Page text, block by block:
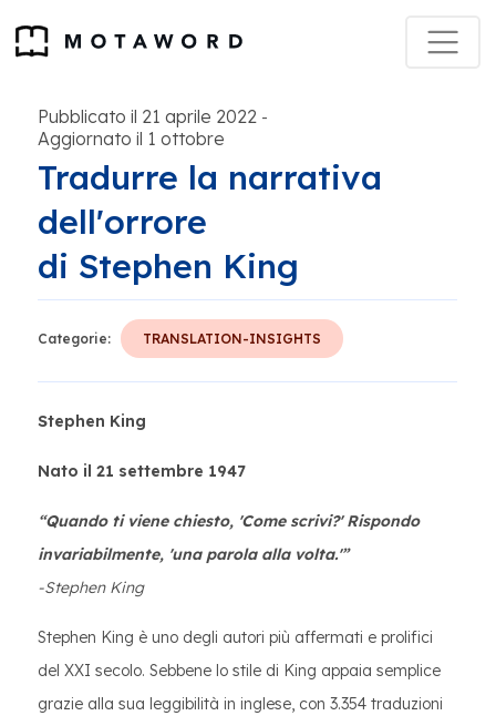
Pubblicato il 21 aprile 2022 -
Aggiornato il 1 ottobre
Tradurre la narrativa
dell'orrore
di Stephen King
Categorie: TRANSLATION-INSIGHTS
Stephen King
Nato il 21 settembre 1947
“Quando ti viene chiesto, 'Come scrivi?' Rispondo
invariabilmente, 'una parola alla volta.'”
-Stephen King
Stephen King è uno degli autori più affermati e prolifici
del XXI secolo. Sebbene lo stile di King appaia semplice
grazie alla sua leggibilità in inglese, con 3.354 traduzioni